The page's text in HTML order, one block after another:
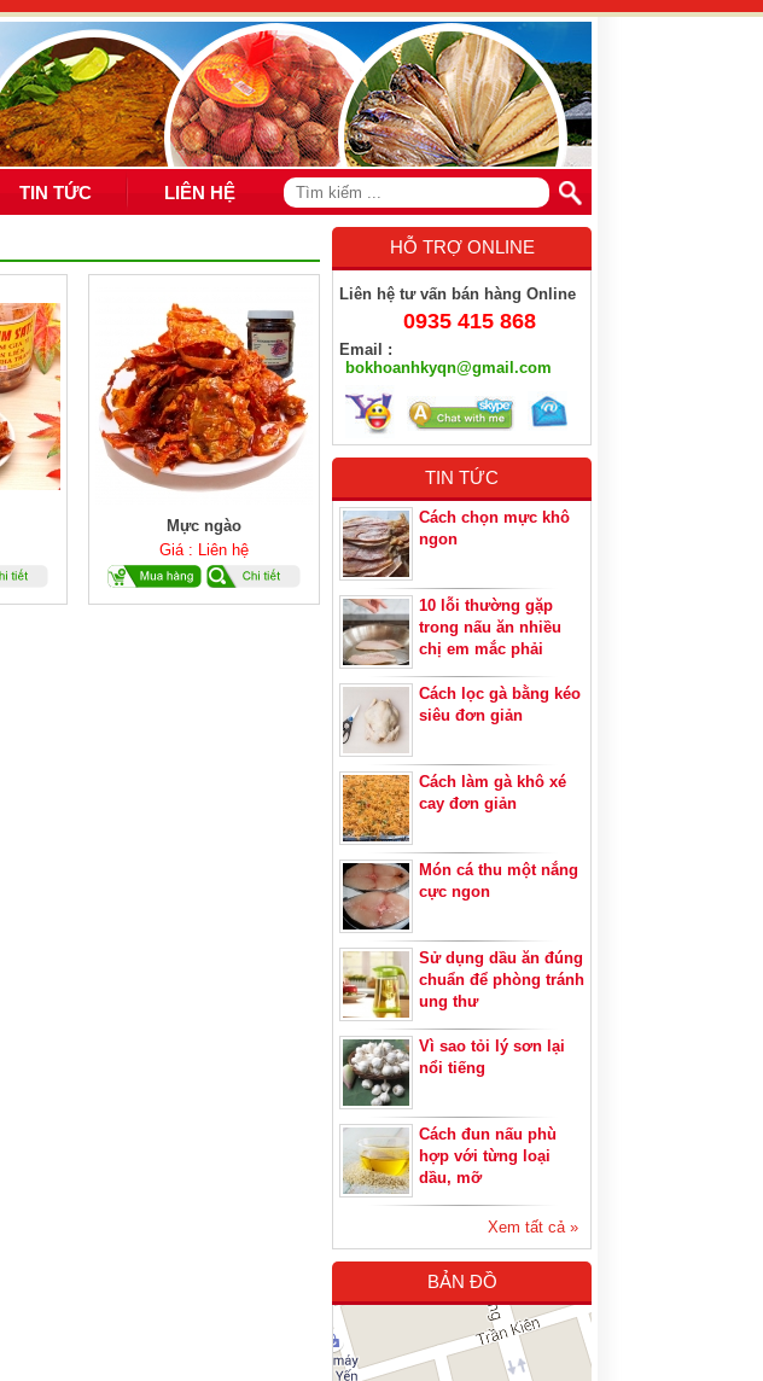
TIN TỨC LIÊN HỆ
Mực ngào
Giá : Liên hệ
HỖ TRỢ ONLINE
Liên hệ tư vấn bán hàng Online
0935 415 868
Email :
bokhoanhkyqn@gmail.com
TIN TỨC
Cách chọn mực khô
ngon
10 lỗi thường gặp
trong nấu ăn nhiều
chị em mắc phải
Cách lọc gà bằng kéo
siêu đơn giản
Cách làm gà khô xé
cay đơn giản
Món cá thu một nắng
cực ngon
Sử dụng dầu ăn đúng
chuẩn để phòng tránh
ung thư
Vì sao tỏi lý sơn lại
nổi tiếng
Cách đun nấu phù
hợp với từng loại
dầu, mỡ
Xem tất cả »
BẢN ĐỒ